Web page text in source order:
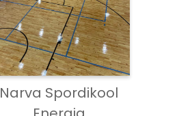
Narva Spordikool